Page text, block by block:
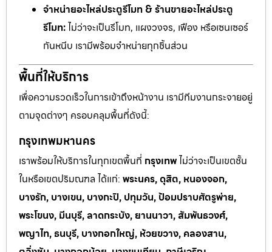
จำหน่ายอะไหล่ประตูรีโมท & ร้านขายอะไหล่ประตู
รีโมท:ไม่ว่าจะเป็นรีโมท, แผงวงจร, เฟือง หรือเซนเซอร์
กันหนีบ เรามีพร้อมจำหน่ายทุกชิ้นส่วน
พื้นที่ให้บริการ
เพื่อความรวดเร็วในการเข้าถึงหน้างาน เรามีทีมงานกระจายอยู่
ตามจุดต่างๆ ครอบคลุมพื้นที่ดังนี้:
กรุงเทพมหานคร
เราพร้อมให้บริการในทุกเขตพื้นที่ กรุงเทพไม่ว่าจะเป็นเขตชั้น
ในหรือเขตปริมณฑล ได้แก่: พระนคร, ดุสิต, หนองจอก,
บางรัก, บางเขน, บางกะปิ, ปทุมวัน, ป้อมปราบศัตรูพ่าย,
พระโขนง, มีนบุรี, ลาดกระบัง, ยานนาวา, สัมพันธวงศ์,
พญาไท, ธนบุรี, บางกอกใหญ่, ห้วยขวาง, คลองสาน,